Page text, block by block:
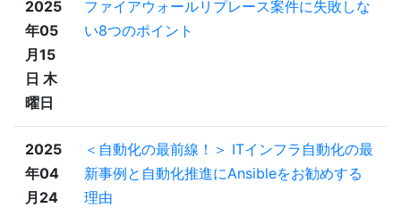
2025
年05
月15
日 木
曜日
ファイアウォールリプレース案件に失敗しな
い8つのポイント
2025
年04
月24
＜自動化の最前線！＞ ITインフラ自動化の最
新事例と自動化推進にAnsibleをお勧めする
理由